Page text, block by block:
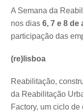
A Semana da
nos dias6, 7 e 8 de
participação das
(re)lisboa
Reabilitação,
da Reabilitação
Factory, um ciclo